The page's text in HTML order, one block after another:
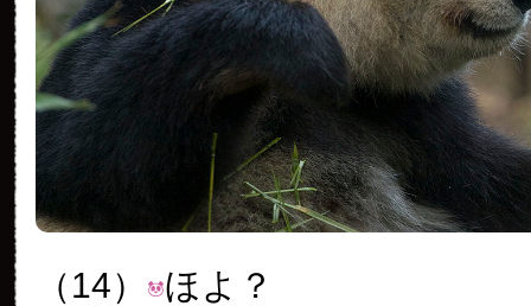
（14） ほよ？